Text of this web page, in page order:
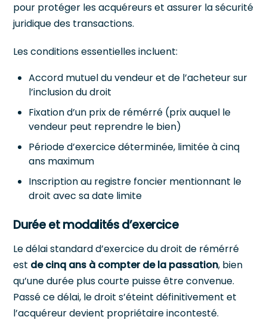
pour protéger les acquéreurs et assurer la sécurité
juridique des transactions.
Les conditions essentielles incluent:
Accord mutuel du vendeur et de l’acheteur sur
l’inclusion du droit
Fixation d’un prix de rémérré (prix auquel le
vendeur peut reprendre le bien)
Période d’exercice déterminée, limitée à cinq
ans maximum
Inscription au registre foncier mentionnant le
droit avec sa date limite
Durée et modalités d’exercice
Le délai standard d’exercice du droit de rémérré
est de cinq ans à compter de la passation, bien
qu’une durée plus courte puisse être convenue.
Passé ce délai, le droit s’éteint définitivement et
l’acquéreur devient propriétaire incontesté.